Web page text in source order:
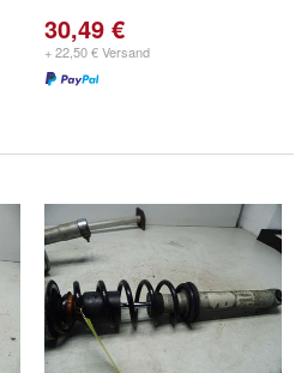
30,49 €
+ 22,50 € Versand